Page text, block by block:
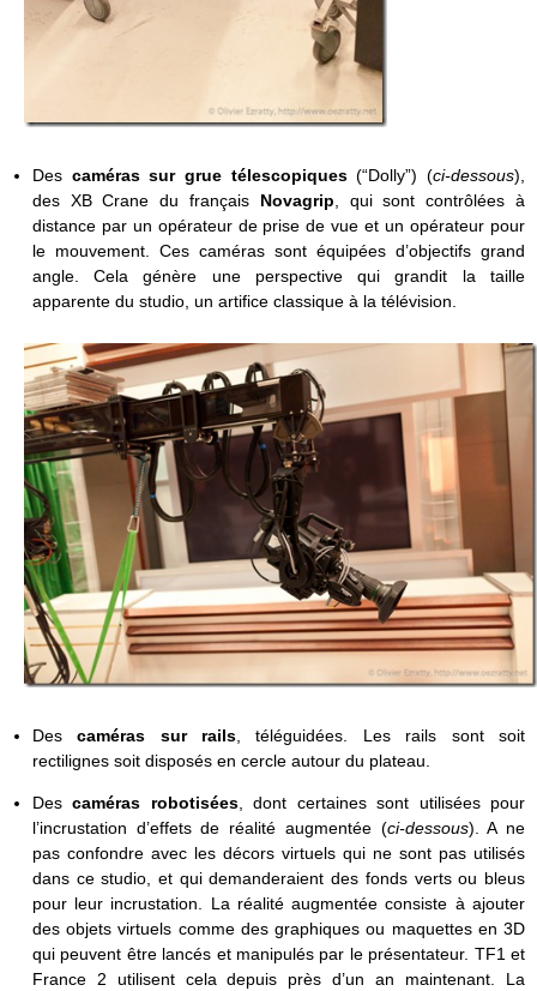
Des caméras sur grue télescopiques(“Dolly”) (ci-dessous),
des XB Crane du français Novagrip , qui sont contrôlées à
distance par un opérateur de prise de vue et un opérateur pour
le mouvement. Ces caméras sont équipées d’objectifs grand
angle. Cela génère une perspective qui grandit la taille
apparente du studio, un artifice classique à la télévision.
Descaméras sur rails , téléguidées. Les rails sont soit
rectilignes soit disposés en cercle autour du plateau.
Descaméras robotisées, dont certaines sont utilisées pour
l’incrustation d’effets de réalité augmentée (ci-dessous). A ne
pas confondre avec les décors virtuels qui ne sont pas utilisés
dans ce studio, et qui demanderaient des fonds verts ou bleus
pour leur incrustation. La réalité augmentée consiste à ajouter
des objets virtuels comme des graphiques ou maquettes en 3D
qui peuvent être lancés et manipulés par le présentateur. TF1 et
France 2 utilisent cela depuis près d’un an maintenant. La